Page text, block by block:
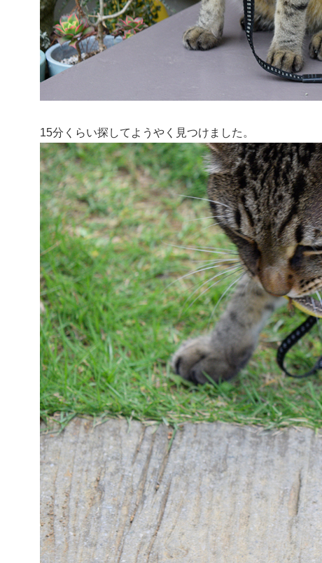
15分くらい探してようやく見つけました。